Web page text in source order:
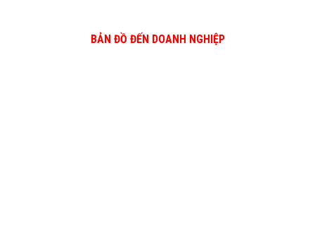
BẢN ĐỒ ĐẾN DOANH NGHIỆP